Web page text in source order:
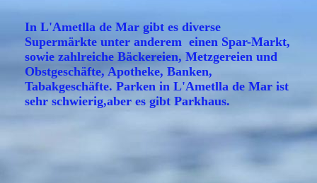
In L'Ametlla de Mar gibt es diverse
Supermärkte unter anderem einen Spar-Markt,
sowie zahlreiche Bäckereien, Metzgereien und
Obstgeschäfte, Apotheke, Banken,
Tabakgeschäfte. Parken in L'Ametlla de Mar ist
sehr schwierig,aber es gibt Parkhaus.